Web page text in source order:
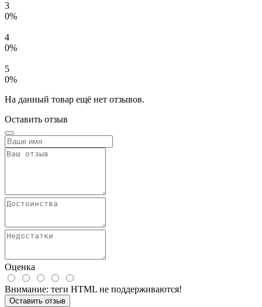
3
0%
4
0%
5
0%
На данный товар ещё нет отзывов.
Оставить отзыв
Оценка
Внимание: теги HTML не поддерживаются!
Оставить отзыв